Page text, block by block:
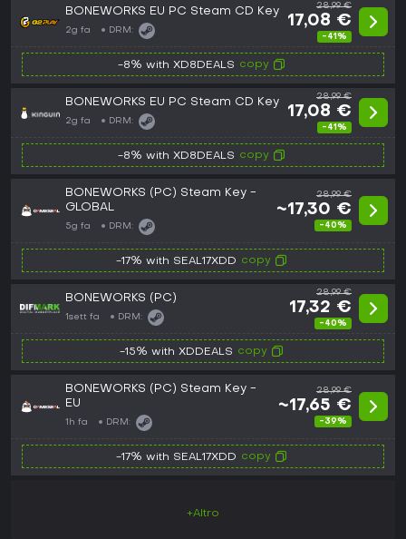
BONEWORKS EU PC Steam CD Key
2g fa DRM:
28,99 €
17,08 €
-41%
-8% with XD8DEALS copy
BONEWORKS EU PC Steam CD Key
2g fa DRM:
28,99 €
17,08 €
-41%
-8% with XD8DEALS copy
BONEWORKS (PC) Steam Key -
GLOBAL
5g fa DRM:
28,99 €
~17,30 €
-40%
-17% with SEAL17XDD copy
BONEWORKS (PC)
1sett fa DRM:
28,99 €
17,32 €
-40%
-15% with XDDEALS copy
BONEWORKS (PC) Steam Key -
EU
1h fa DRM:
28,99 €
~17,65 €
-39%
-17% with SEAL17XDD copy
+Altro